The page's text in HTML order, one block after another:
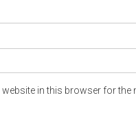
in this browser for the